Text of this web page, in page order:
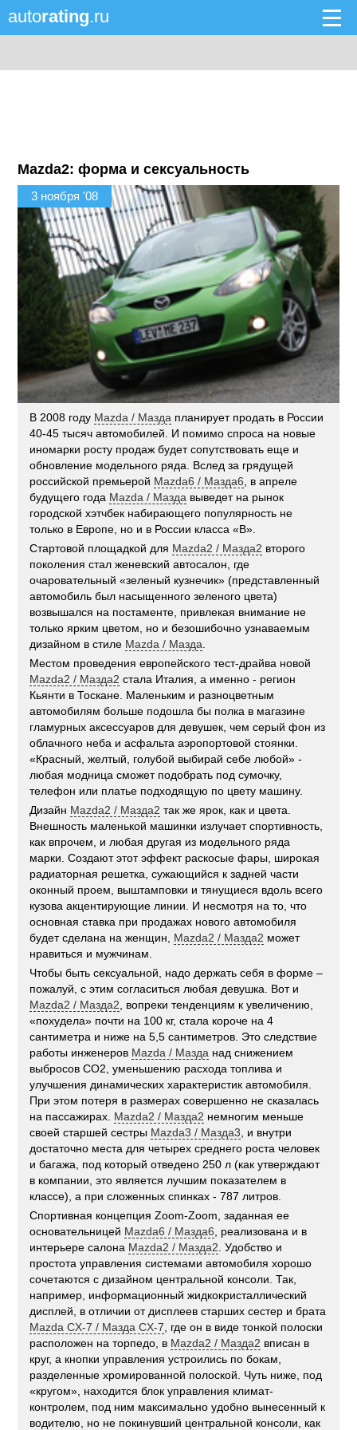
autorating.ru
Mazda2: форма и сексуальность
3 ноября '08
В 2008 году Mazda / Мазда планирует продать в России
40-45 тысяч автомобилей. И помимо спроса на новые
иномарки росту продаж будет сопутствовать еще и
обновление модельного ряда. Вслед за грядущей
российской премьерой Mazda6 / Мазда6 , в апреле
будущего года Mazda / Мазда выведет на рынок
городской хэтчбек набирающего популярность не
только в Европе, но и в России класса «B».
Стартовой площадкой для Mazda2 / Мазда2 второго
поколения стал женевский автосалон, где
очаровательный «зеленый кузнечик» (представленный
автомобиль был насыщенного зеленого цвета)
возвышался на постаменте, привлекая внимание не
только ярким цветом, но и безошибочно узнаваемым
дизайном в стиле Mazda / Мазда
Местом проведения европейского тест-драйва новой
Mazda2 / Мазда2 стала Италия, а именно - регион
Кьянти в Тоскане. Маленьким и разноцветным
автомобилям больше подошла бы полка в магазине
гламурных аксессуаров для девушек, чем серый фон из
облачного неба и асфальта аэропортовой стоянки.
«Красный, желтый, голубой выбирай себе любой» -
любая модница сможет подобрать под сумочку,
телефон или платье подходящую по цвету машину.
Дизайн Mazda2 / Мазда2 так же ярок, как и цвета.
Внешность маленькой машинки излучает спортивность,
как впрочем, и любая другая из модельного ряда
марки. Создают этот эффект раскосые фары, широкая
радиаторная решетка, сужающийся к задней части
оконный проем, выштамповки и тянущиеся вдоль всего
кузова акцентирующие линии. И несмотря на то, что
основная ставка при продажах нового автомобиля
будет сделана на женщин, Mazda2 / Мазда2 может
нравиться и мужчинам.
Чтобы быть сексуальной, надо держать себя в форме –
пожалуй, с этим согласиться любая девушка. Вот и
Mazda2 / Мазда2 , вопреки тенденциям к увеличению,
«похудела» почти на 100 кг, стала короче на 4
сантиметра и ниже на 5,5 сантиметров. Это следствие
работы инженеров Mazda / Мазда над снижением
выбросов CO2, уменьшению расхода топлива и
улучшения динамических характеристик автомобиля.
При этом потеря в размерах совершенно не сказалась
на пассажирах. Mazda2 / Мазда2 немногим меньше
своей старшей сестры Mazda3 / Мазда3 , и внутри
достаточно места для четырех среднего роста человек
и багажа, под который отведено 250 л (как утверждают
в компании, это является лучшим показателем в
классе), а при сложенных спинках - 787 литров.
Спортивная концепция Zoom-Zoom, заданная ее
основательницей Mazda6 / Мазда6 , реализована и в
интерьере салона Mazda2 / Мазда2 . Удобство и
простота управления системами автомобиля хорошо
сочетаются с дизайном центральной консоли. Так,
например, информационный жидкокристаллический
дисплей, в отличии от дисплеев старших сестер и брата
Mazda CX-7 / Мазда CX-7 , где он в виде тонкой полоски
расположен на торпедо, в Mazda2 / Мазда2 вписан в
круг, а кнопки управления устроились по бокам,
разделенные хромированной полоской. Чуть ниже, под
«кругом», находится блок управления климат-
контролем, под ним максимально удобно вынесенный к
водителю, но не покинувший центральной консоли, как